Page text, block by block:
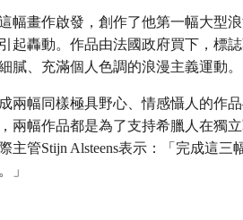
幅畫作啟發，創作了他第一幅大型
起轟動。作品由法國政府買下，標
膩、充滿個人色調的浪漫主義運動。
兩幅同樣極具野心、情感懾人的作
，兩幅作品都是為了支持希臘人在獨
主管Stijn Alsteens表示：「完成這
」